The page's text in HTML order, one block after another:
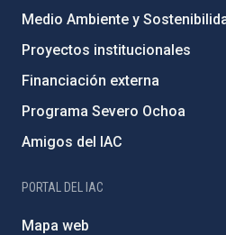
Medio Ambiente y
Proyectos institucionales
Financiación externa
Programa Severo Ochoa
Amigos del IAC
PORTAL DEL IAC
Mapa web